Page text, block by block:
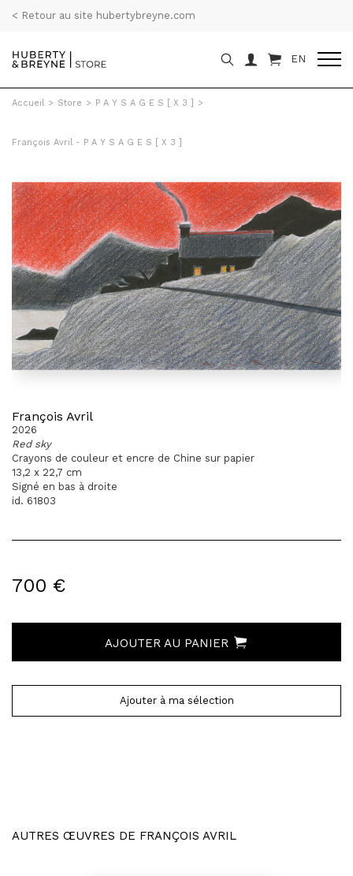
< Retour au site hubertybreyne.com
EN
Accueil > Store > P A Y S A G E S [ X 3 ] >
François Avril - P A Y S A G E S [ X 3 ]
François Avril
2026
Red sky
Crayons de couleur et encre de Chine sur papier
13,2 x 22,7 cm
Signé en bas à droite
id. 61803
700 €
AJOUTER AU PANIER
Ajouter à ma sélection
AUTRES ŒUVRES DE FRANÇOIS AVRIL